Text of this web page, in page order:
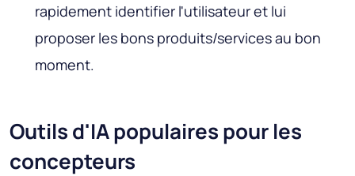
rapidement identifier l'utilisateur et lui
proposer les bons produits/services au bon
moment.
Outils d'IA populaires pour les
concepteurs